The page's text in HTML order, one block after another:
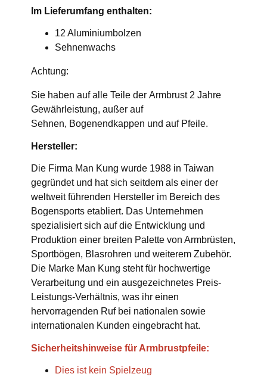
Im Lieferumfang enthalten:
12 Aluminiumbolzen
Sehnenwachs
Achtung:
Sie haben auf alle Teile der Armbrust 2 Jahre
Gewährleistung, außer auf
Sehnen, Bogenendkappen und auf Pfeile.
Hersteller:
Die Firma Man Kung wurde 1988 in Taiwan
gegründet und hat sich seitdem als einer der
weltweit führenden Hersteller im Bereich des
Bogensports etabliert. Das Unternehmen
spezialisiert sich auf die Entwicklung und
Produktion einer breiten Palette von Armbrüsten,
Sportbögen, Blasrohren und weiterem Zubehör.
Die Marke Man Kung steht für hochwertige
Verarbeitung und ein ausgezeichnetes Preis-
Leistungs-Verhältnis, was ihr einen
hervorragenden Ruf bei nationalen sowie
internationalen Kunden eingebracht hat.
Sicherheitshinweise für Armbrustpfeile:
Dies ist kein Spielzeug